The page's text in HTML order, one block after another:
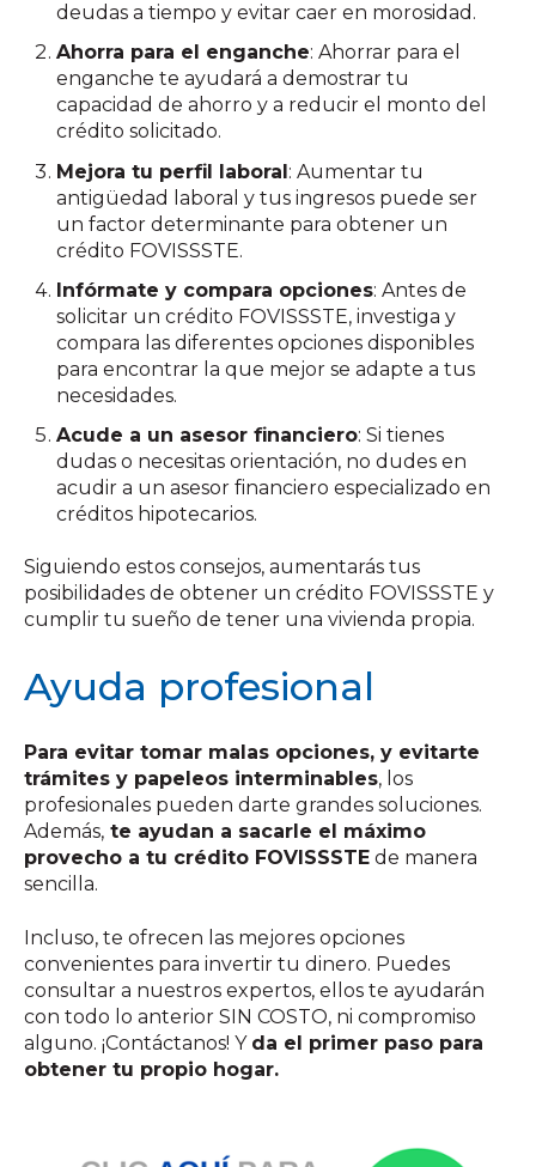
deudas a tiempo y evitar caer en morosidad.
Ahorra para el enganche: Ahorrar para el
enganche te ayudará a demostrar tu
capacidad de ahorro y a reducir el monto del
crédito solicitado.
Mejora tu perfil laboral: Aumentar tu
antigüedad laboral y tus ingresos puede ser
un factor determinante para obtener un
crédito FOVISSSTE.
Infórmate y compara opciones: Antes de
solicitar un crédito FOVISSSTE, investiga y
compara las diferentes opciones disponibles
para encontrar la que mejor se adapte a tus
necesidades.
Acude a un asesor financiero: Si tienes
dudas o necesitas orientación, no dudes en
acudir a un asesor financiero especializado en
créditos hipotecarios.
Siguiendo estos consejos, aumentarás tus
posibilidades de obtener un crédito FOVISSSTE y
cumplir tu sueño de tener una vivienda propia.
Ayuda profesional
Para evitar tomar malas opciones, y evitarte
trámites y papeleos interminables, los
profesionales pueden darte grandes soluciones.
Además, te ayudan a sacarle el máximo
provecho a tu crédito FOVISSSTE de manera
sencilla.
Incluso, te ofrecen las mejores opciones
convenientes para invertir tu dinero. Puedes
consultar a nuestros expertos, ellos te ayudarán
con todo lo anterior SIN COSTO, ni compromiso
alguno. ¡Contáctanos! Y da el primer paso para
obtener tu propio hogar.